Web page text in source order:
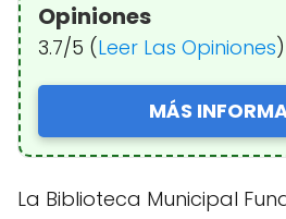
Opiniones
3.7/5 (Leer Las Opiniones)
MÁS
La Biblioteca Municipal